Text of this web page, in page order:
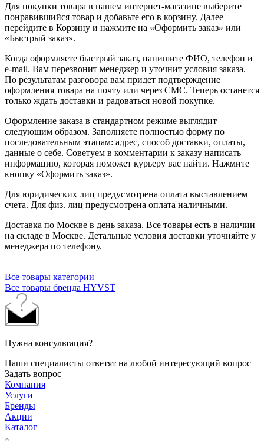
Для покупки товара в нашем интернет-магазине выберите
понравившийся товар и добавьте его в корзину. Далее
перейдите в Корзину и нажмите на «Оформить заказ» или
«Быстрый заказ».
Когда оформляете быстрый заказ, напишите ФИО, телефон и
e-mail. Вам перезвонит менеджер и уточнит условия заказа.
По результатам разговора вам придет подтверждение
оформления товара на почту или через СМС. Теперь останется
только ждать доставки и радоваться новой покупке.
Оформление заказа в стандартном режиме выглядит
следующим образом. Заполняете полностью форму по
последовательным этапам: адрес, способ доставки, оплаты,
данные о себе. Советуем в комментарии к заказу написать
информацию, которая поможет курьеру вас найти. Нажмите
кнопку «Оформить заказ».
Для юридических лиц предусмотрена оплата выставлением
счета. Для физ. лиц предусмотрена оплата наличными.
Доставка по Москве в день заказа. Все товары есть в наличии
на складе в Москве. Детальные условия доставки уточняйте у
менеджера по телефону.
Все товары категории
Все товары бренда HYVST
Нужна консультация?
Наши специалисты ответят на любой интересующий вопрос
Задать вопрос
Компания
Услуги
Бренды
Акции
Каталог